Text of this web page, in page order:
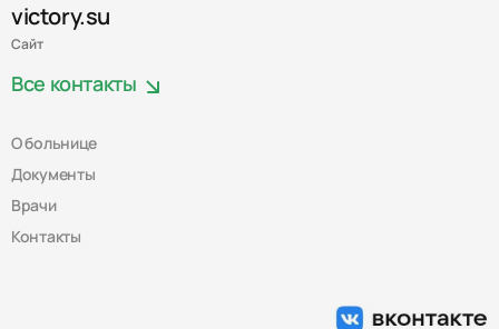
victory.su
Сайт
О больнице
Документы
Врачи
Контакты
Все контакты